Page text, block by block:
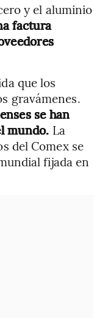
y el aluminio
factura
que los
gravámenes.
se han
mundo. La
del Comex se
fijada en